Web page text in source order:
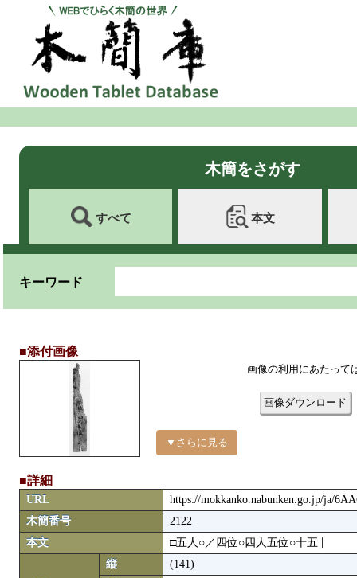
木簡をさがす
すべて 本文
キーワード
■添付画像
▼さらに見る
画像の利用にあたって
画像ダウンロード
■詳細
URL
https://mokkanko.nabunken.go.jp/ja/
木簡番号
2122
本文
□五人○／四位○四人五位○十五∥
縦
(141)